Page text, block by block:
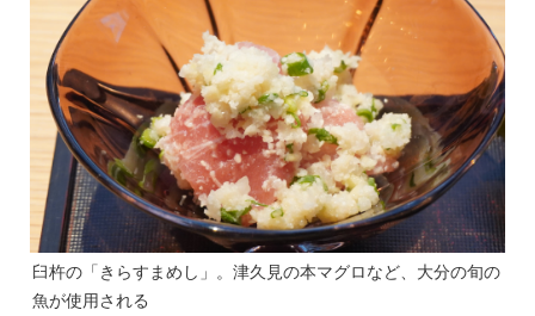
臼杵の「きらすまめし」。津久見の本マグロなど、大分の旬の
魚が使用される